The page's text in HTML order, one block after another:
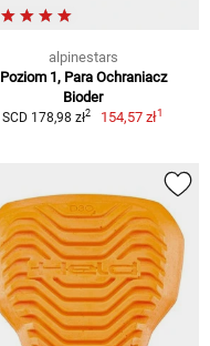
alpinestars
Poziom 1, Para Ochraniacz
Bioder
SCD 178,98 zł2 154,57 zł1